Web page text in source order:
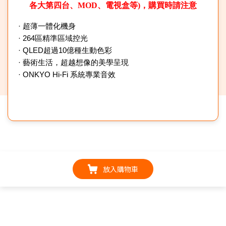
各大第四台、MOD、電視盒等)，購買時請注意
· 超薄一體化機身
· 264區精準區域控光
· QLED超過10億種生動色彩
· 藝術生活，超越想像的美學呈現
· ONKYO Hi-Fi 系統專業音效
放入購物車